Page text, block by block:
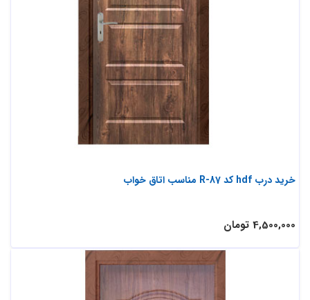
خرید درب hdf کد R-87 مناسب اتاق خواب
4,500,000 تومان